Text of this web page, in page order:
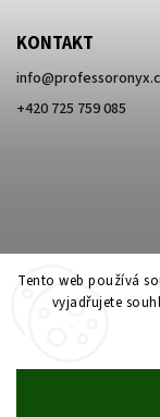
Tento web používá
vyjadřujete
KONTAKT
info@
+420 725 759 085